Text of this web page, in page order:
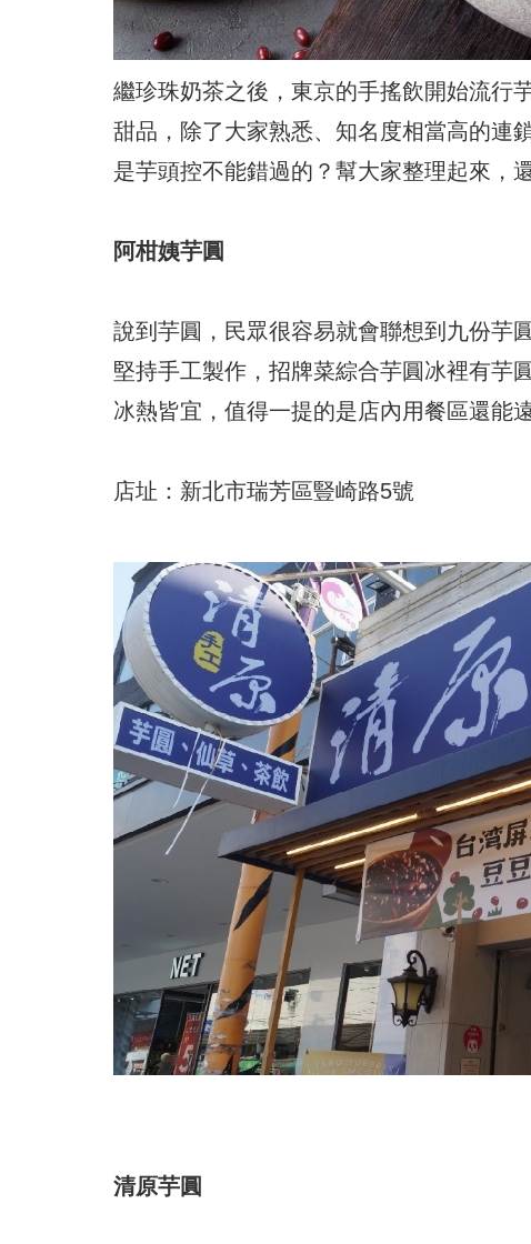
繼珍珠奶茶之後，東京的手搖飲開始流行
甜品，除了大家熟悉、知名度相當高的連
是芋頭控不能錯過的？幫大家整理起來，
阿柑姨芋圓
說到芋圓，民眾很容易就會聯想到九份芋
堅持手工製作，招牌菜綜合芋圓冰裡有芋
冰熱皆宜，值得一提的是店內用餐區還能
店址：新北市瑞芳區豎崎路5號
清原芋圓